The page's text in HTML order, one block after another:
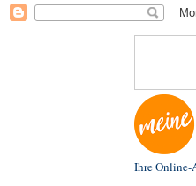
Ihre Online-